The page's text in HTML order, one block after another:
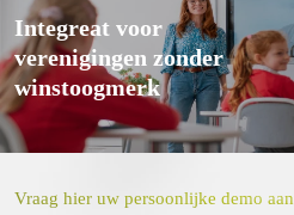
Integreat voor
verenigingen zonder
winstoogmerk
Vraag hier uw persoonlijke demo aan